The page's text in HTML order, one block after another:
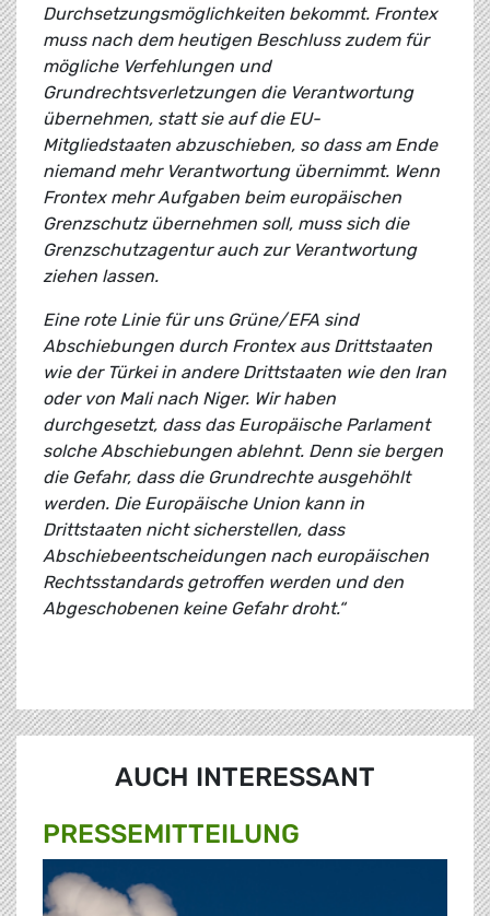
Durchsetzungsmöglichkeiten bekommt. Frontex
muss nach dem heutigen Beschluss zudem für
mögliche Verfehlungen und
Grundrechtsverletzungen die Verantwortung
übernehmen, statt sie auf die EU-
Mitgliedstaaten abzuschieben, so dass am Ende
niemand mehr Verantwortung übernimmt. Wenn
Frontex mehr Aufgaben beim europäischen
Grenzschutz übernehmen soll, muss sich die
Grenzschutzagentur auch zur Verantwortung
ziehen lassen.
Eine rote Linie für uns Grüne/EFA sind
Abschiebungen durch Frontex aus Drittstaaten
wie der Türkei in andere Drittstaaten wie den Iran
oder von Mali nach Niger. Wir haben
durchgesetzt, dass das Europäische Parlament
solche Abschiebungen ablehnt. Denn sie bergen
die Gefahr, dass die Grundrechte ausgehöhlt
werden. Die Europäische Union kann in
Drittstaaten nicht sicherstellen, dass
Abschiebeentscheidungen nach europäischen
Rechtsstandards getroffen werden und den
Abgeschobenen keine Gefahr droht.“
AUCH INTERESSANT
PRESSE­MITTEILUNG